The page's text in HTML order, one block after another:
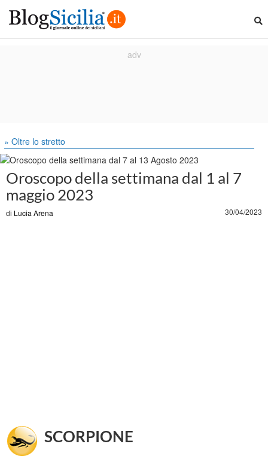
» Oltre lo stretto
Oroscopo della settimana dal 1 al 7
maggio 2023
di Lucia Arena 30/04/2023
SCORPIONE